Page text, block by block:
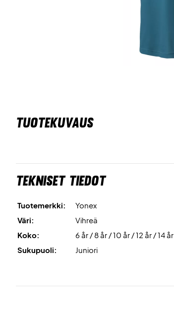
TUOTEKUVAUS
Tekniset tiedot
Tuotemerkki:
Yonex
Väri:
Vihreä
Koko:
6 år / 8 år / 10 år / 12 år / 14 år
Sukupuoli:
Juniori